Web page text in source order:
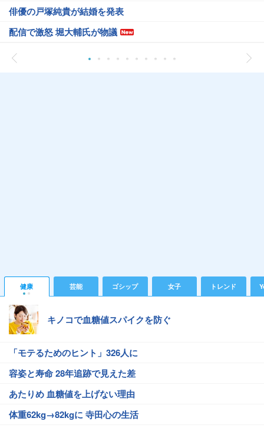
俳優の戸塚純貴が結婚を発表
配信で激怒 堀大輔氏が物議
健康 芸能 ゴシップ 女子 トレンド
キノコで血糖値スパイクを防ぐ
「モテるためのヒント」326人に
容姿と寿命 28年追跡で見えた差
あたりめ 血糖値を上げない理由
体重62kg→82kgに 寺田心の生活